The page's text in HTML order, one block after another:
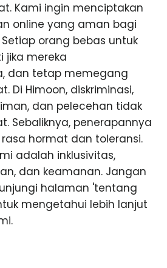
Kami ingin menciptakan
online yang aman bagi
Setiap orang bebas untuk
mereka
dan tetap memegang
Di Himoon, diskriminasi,
dan pelecehan tidak
Sebaliknya, penerapannya
hormat dan toleransi.
adalah inklusivitas,
dan keamanan. Jangan
halaman 'tentang
mengetahui lebih lanjut